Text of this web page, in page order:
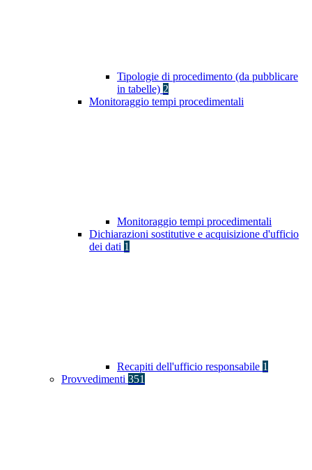
Tipologie di procedimento (da pubblicare
in tabelle) 2
Monitoraggio tempi procedimentali
Monitoraggio tempi procedimentali
Dichiarazioni sostitutive e acquisizione d'ufficio
dei dati 1
Recapiti dell'ufficio responsabile 1
Provvedimenti 351